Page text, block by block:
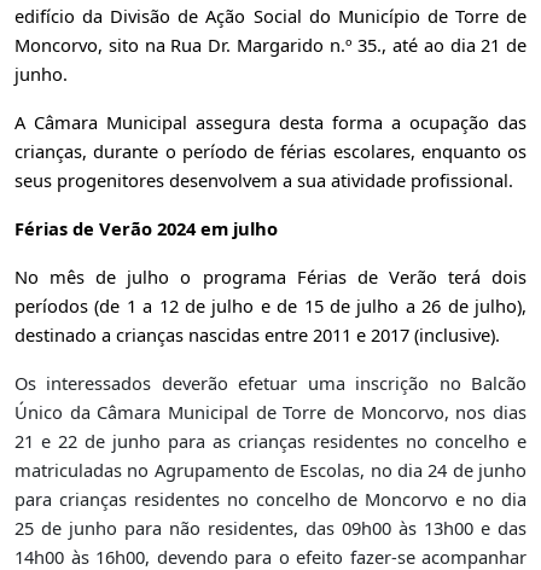
edifício da Divisão de Ação Social do Município de Torre de
Moncorvo, sito na Rua Dr. Margarido n.º 35., até ao dia 21 de
junho.
A Câmara Municipal assegura desta forma a ocupação das
crianças, durante o período de férias escolares, enquanto os
seus progenitores desenvolvem a sua atividade profissional.
Férias de Verão 2024em julho
No mês de julho o programa Férias de Verão terá dois
períodos (de 1 a 12 de julho e de 15 de julho a 26 de julho),
destinado a crianças nascidas entre 2011 e 2017 (inclusive).
Os interessados deverão efetuar uma inscrição no Balcão
Único da Câmara Municipal de Torre de Moncorvo, nos dias
21 e 22 de junho para as crianças residentes no concelho e
matriculadas no Agrupamento de Escolas, no dia 24 de junho
para crianças residentes no concelho de Moncorvo e no dia
25 de junho para não residentes, das 09h00 às 13h00 e das
14h00 às 16h00, devendo para o efeito fazer-se acompanhar